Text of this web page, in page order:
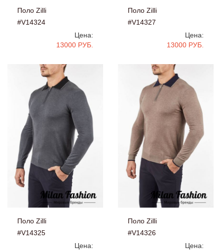
Поло Zilli
#V14324
Цена:
13000 РУБ.
Поло Zilli
#V14327
Цена:
13000 РУБ.
Поло Zilli
#V14325
Цена:
Поло Zilli
#V14326
Цена: